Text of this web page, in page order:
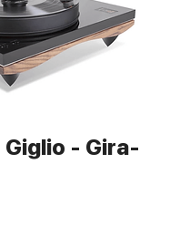
- Gira-